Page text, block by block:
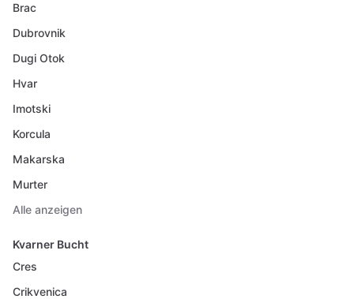
Brac
Dubrovnik
Dugi Otok
Hvar
Imotski
Korcula
Makarska
Murter
Alle anzeigen
Kvarner Bucht
Cres
Crikvenica